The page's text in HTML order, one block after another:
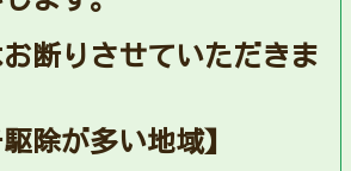
断りさせていただきま
除が多い地域】